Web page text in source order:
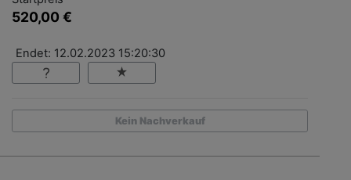
520,00 €
Endet: 12.02.2023 15:20:30
Kein Nachverkauf